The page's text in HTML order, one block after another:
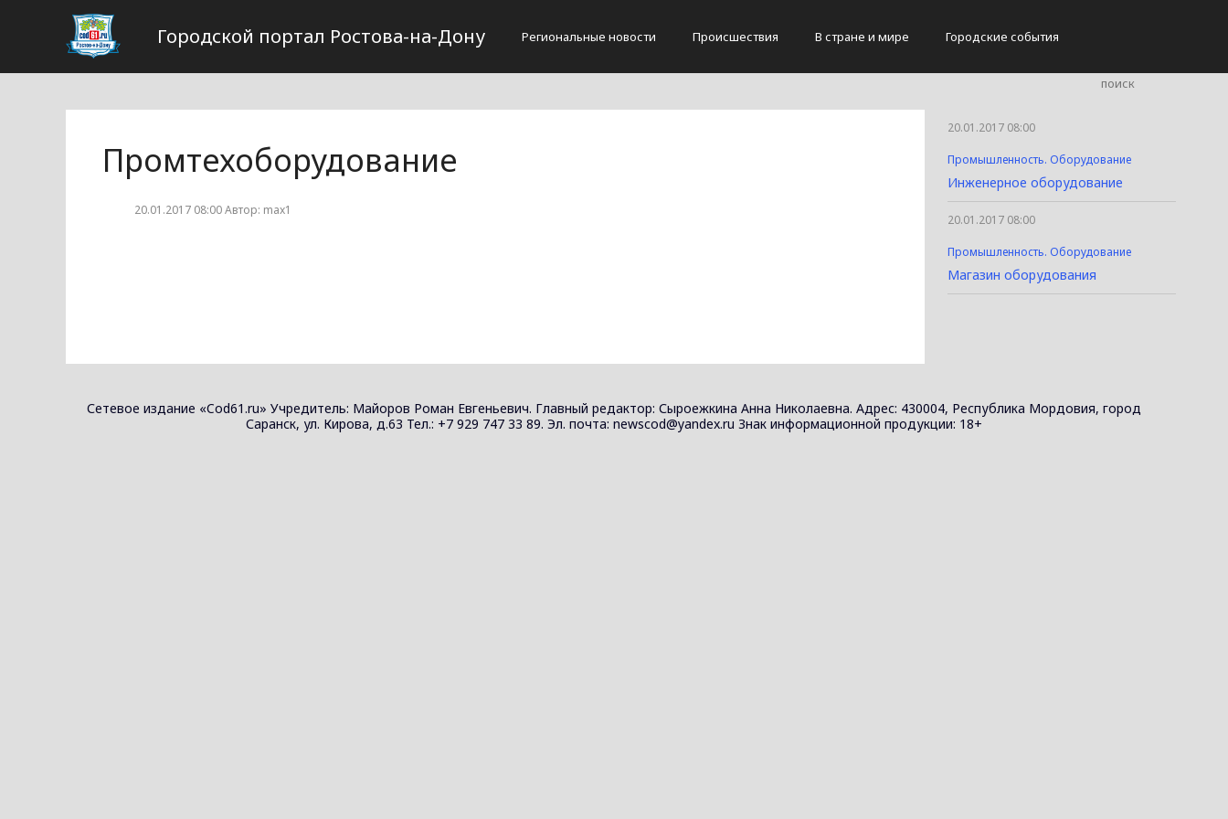
Городской портал Ростова-на-Дону Региональные новости Происшествия В стране и мире Городские события
Промтехоборудование
20.01.2017 08:00 Автор: max1
20.01.2017 08:00
Промышленность. Оборудование
Инженерное оборудование
20.01.2017 08:00
Промышленность. Оборудование
Магазин оборудования
Сетевое издание «Cod61.ru» Учредитель: Майоров Роман Евгеньевич. Главный редактор: Сыроежкина Анна Николаевна. Адрес: 430004, Республика Мордовия, город
Саранск, ул. Кирова, д.63 Тел.: +7 929 747 33 89. Эл. почта: newscod@yandex.ru Знак информационной продукции: 18+